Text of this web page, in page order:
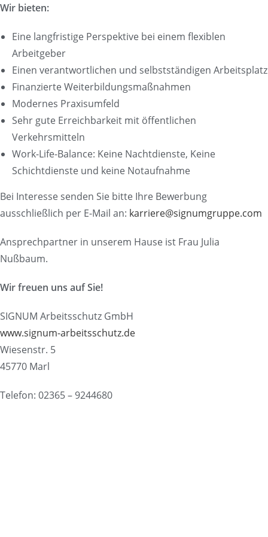
Wir bieten:
Eine langfristige Perspektive bei einem flexiblen
Arbeitgeber
Einen verantwortlichen und selbstständigen Arbeitsplatz
Finanzierte Weiterbildungsmaßnahmen
Modernes Praxisumfeld
Sehr gute Erreichbarkeit mit öffentlichen
Verkehrsmitteln
Work-Life-Balance: Keine Nachtdienste, Keine
Schichtdienste und keine Notaufnahme
Bei Interesse senden Sie bitte Ihre Bewerbung
ausschließlich per E-Mail an: karriere@signumgruppe.com
Ansprechpartner in unserem Hause ist Frau Julia
Nußbaum.
Wir freuen uns auf Sie!
SIGNUM Arbeitsschutz GmbH
www.signum-arbeitsschutz.de
Wiesenstr. 5
45770 Marl
Telefon: 02365 – 9244680